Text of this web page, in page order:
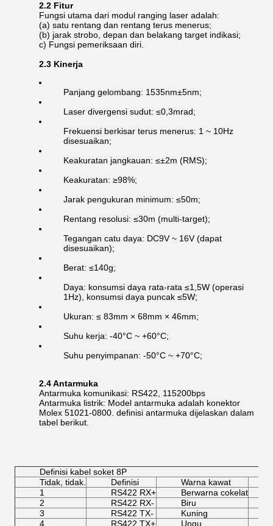
2.2 Fitur
Fungsi utama dari modul ranging laser adalah:
(a) satu rentang dan rentang terus menerus;
(b) jarak strobo, depan dan belakang target indikasi;
c) Fungsi pemeriksaan diri.
2.3 Kinerja
Panjang gelombang: 1535nm±5nm;
Laser divergensi sudut: ≤0,3mrad;
Frekuensi berkisar terus menerus: 1 ~ 10Hz
disesuaikan;
Keakuratan jangkauan: ≤±2m (RMS);
Keakuratan: ≥98%;
Jarak pengukuran minimum: ≤50m;
Rentang resolusi: ≤30m (multi-target);
Tegangan catu daya: DC9V ~ 16V (dapat
disesuaikan);
Berat: ≤140g;
Daya: konsumsi daya rata-rata ≤1,5W (operasi
1Hz), konsumsi daya puncak ≤5W;
Ukuran: ≤ 83mm × 68mm × 46mm;
Suhu kerja: -40°C ~ +60°C;
Suhu penyimpanan: -50°C ~ +70°C;
2.4 Antarmuka
Antarmuka komunikasi: RS422, 115200bps
Antarmuka listrik: Model antarmuka adalah konektor
Molex 51021-0800. definisi antarmuka dijelaskan dalam
tabel berikut.
Definisi kabel soket 8P
Tidak, tidak.
Definisi
Warna kawat
1
RS422 RX+
Berwarna cokelat
2
RS422 RX-
Biru
3
RS422 TX-
Kuning
4
RS422 TX+ Ungu